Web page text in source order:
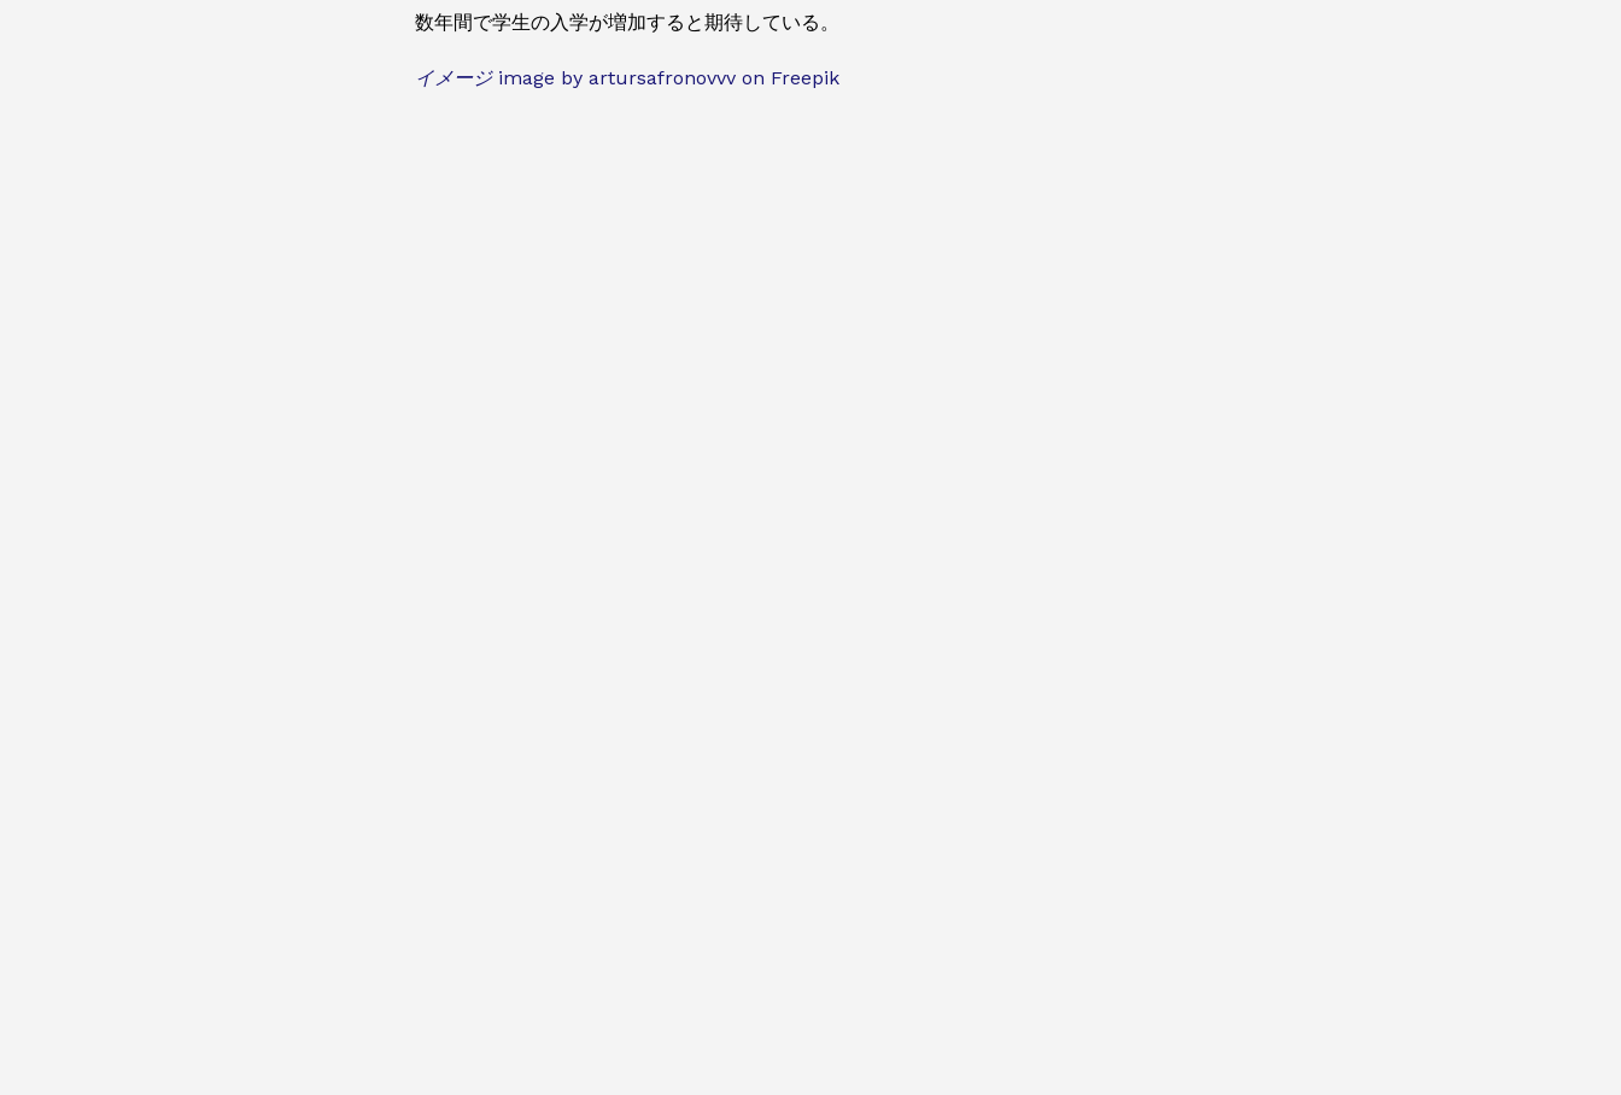
数年間で学生の入学が増加すると期待している。
イメージ image by artursafronovvv on Freepik